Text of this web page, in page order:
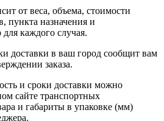
от веса, объема, стоимости
пункта назначения и
для каждого случая.
доставки в ваш город сообщит вам
заказа.
и сроки доставки можно
сайте транспортных
и габариты в упаковке (мм)